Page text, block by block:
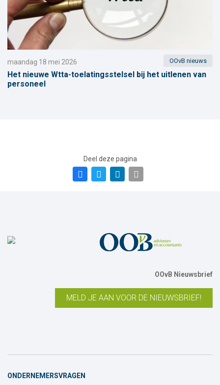
OOvB nieuws
maandag 18 mei 2026
Het nieuwe Wtta-toelatingsstelsel bij het uitlenen van
personeel
Deel deze pagina
OOvB Nieuwsbrief
MELD JE AAN VOOR DE NIEUWSBRIEF!
ONDERNEMERSVRAGEN